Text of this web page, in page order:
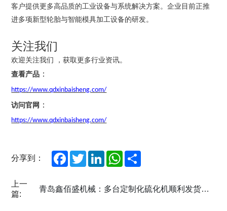
客户提供更多高品质的工业设备与系统解决方案。企业目前正推
进多项新型轮胎与智能模具加工设备的研发。
关注我们
欢迎关注我们 ，获取更多行业资讯。
查看产品 ：
https://www.qdxinbaisheng.com/
访问官网 ：
https://www.qdxinbaisheng.com/
分享到： Facebook
TwitterLinkedInWhatsApp
上一
篇:
青岛鑫佰盛机械：多台定制化硫化机顺利发货，精准赋能客户生产